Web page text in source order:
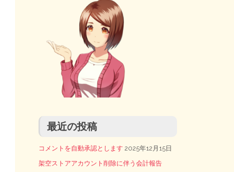
最近の投稿
コメントを自動承認とします 2025年12月15日
架空ストアアカウント削除に伴う会計報告